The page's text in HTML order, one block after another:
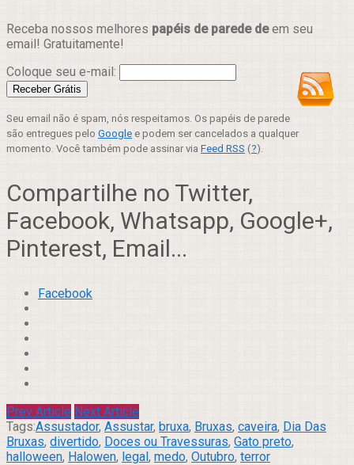
Receba nossos melhores papéis de parede deem seu
email! Gratuitamente!
Coloque seu e-mail:
Seu email não é spam, nós respeitamos. Os papéis de parede
são entregues pelo Google e podem ser cancelados a qualquer
momento. Você também pode assinar via Feed RSS (?).
Compartilhe no Twitter,
Facebook, Whatsapp, Google+,
Pinterest, Email...
Facebook
Prev Article Next Article
Tags:Assustador, Assustar, bruxa, Bruxas, caveira, Dia Das
Bruxas, divertido, Doces ou Travessuras, Gato preto,
halloween, Halowen, legal, medo, Outubro, terror